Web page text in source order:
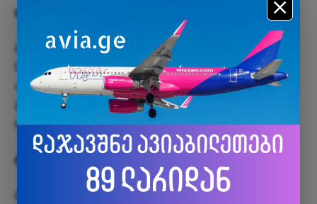
დიაბეტი
ბევრი ალბათ ვერც კი წარმოიდგენს, რომ მოცვი
სისხლში შაქრის დონეს საკმაოდ დაბლა წევს. გარდა
ამისა ის ამცირებს დიაბეტის თანმდევ
გლიკოპროტეინებს რომლებიც იწვევენ ნეიროპათიას
და რეტინოპათიას.
ტკივილები მენსტრუაციის დროს
მოცვის ერთერთი თვისებაა გლუვ კუნთებში